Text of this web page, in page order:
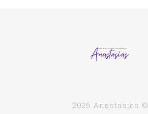
2026 Anastasias ©